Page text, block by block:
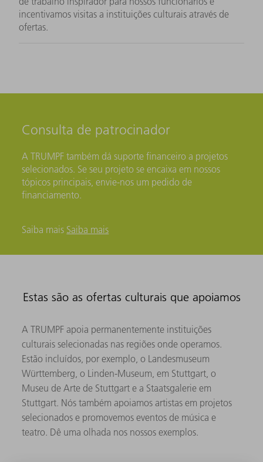
incentivamos visitas a instituições culturais através de
ofertas.
Consulta de patrocinador
A TRUMPF também dá suporte financeiro a projetos
selecionados. Se seu projeto se encaixa em nossos
tópicos principais, envie-nos um pedido de
financiamento.
Saiba mais Saiba mais
Estas são as ofertas culturais que apoiamos
A TRUMPF apoia permanentemente instituições
culturais selecionadas nas regiões onde operamos.
Estão incluídos, por exemplo, o Landesmuseum
Württemberg, o Linden-Museum, em Stuttgart, o
Museu de Arte de Stuttgart e a Staatsgalerie em
Stuttgart. Nós também apoiamos artistas em projetos
selecionados e promovemos eventos de música e
teatro. Dê uma olhada nos nossos exemplos.